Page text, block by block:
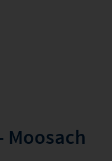
Moosach